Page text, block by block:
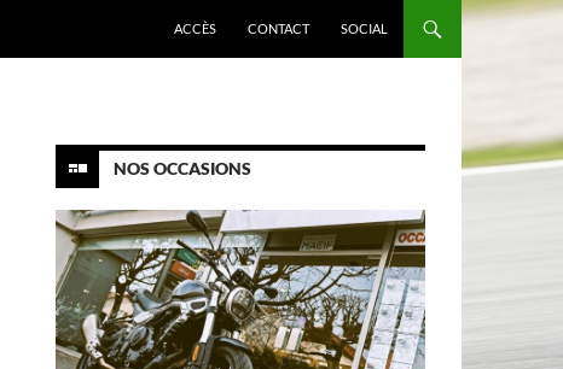
ACCÈS CONTACT SOCIAL
NOS OCCASIONS